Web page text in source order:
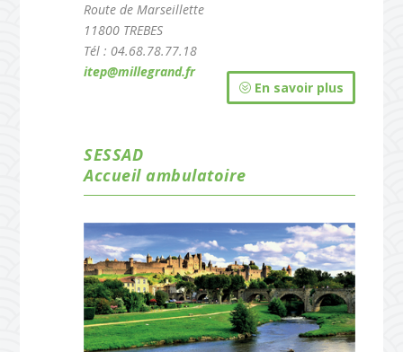
Route de Marseillette
11800 TREBES
Tél : 04.68.78.77.18
itep@millegrand.fr
En savoir plus
SESSAD
Accueil ambulatoire